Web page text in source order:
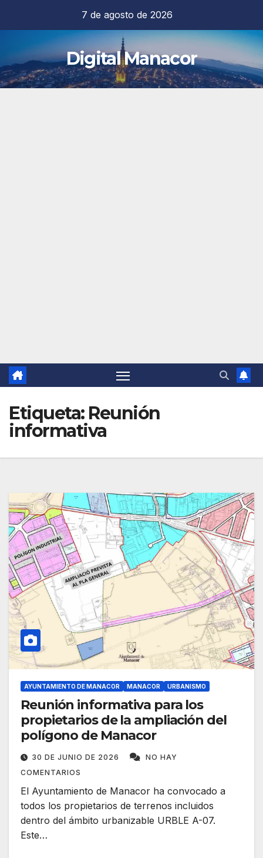
contenido
7 de agosto de 2026
Digital Manacor
Etiqueta: Reunión
informativa
AYUNTAMIENTO DE MANACOR MANACOR URBANISMO
Reunión informativa para los
propietarios de la ampliación del
polígono de Manacor
30 DE JUNIO DE 2026
NO HAY
COMENTARIOS
El Ayuntamiento de Manacor ha convocado a
todos los propietarios de terrenos incluidos
dentro del ámbito urbanizable URBLE A-07.
Este…